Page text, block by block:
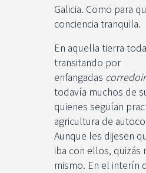
Galicia. Como para
conciencia tranquila.
En aquella tierra
transitando por
enfangadas
todavía muchos de
quienes seguían
agricultura de
Aunque les dijesen
iba con ellos, quizás
mismo. En el interín